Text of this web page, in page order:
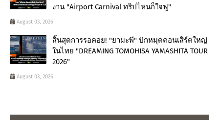
งาน "Airport Carnival ทริปไหนก็ใจฟู"
August 03, 2026
สิ้นสุดการรอคอย! "ยามะพี" ปักหมุดคอนเสิร์ตใหญ่
ในไทย "DREAMING TOMOHISA YAMASHITA TOUR
2026"
August 03, 2026